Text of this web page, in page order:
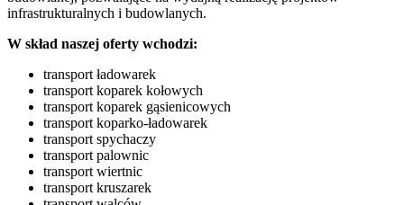
infrastrukturalnych i budowlanych.
W skład naszej oferty wchodzi:
transport ładowarek
transport koparek kołowych
transport koparek gąsienicowych
transport koparko-ładowarek
transport spychaczy
transport palownic
transport wiertnic
transport kruszarek